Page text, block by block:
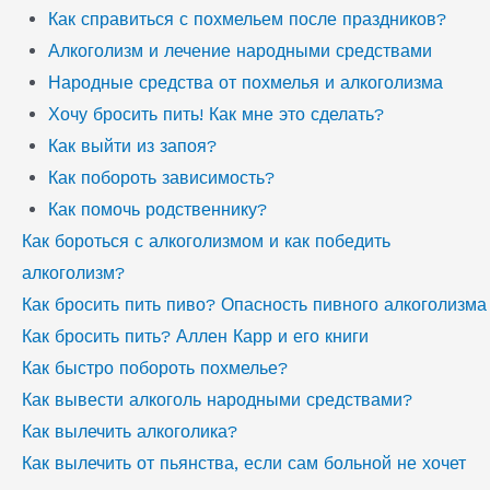
Как справиться с похмельем после праздников?
Алкоголизм и лечение народными средствами
Народные средства от похмелья и алкоголизма
Хочу бросить пить! Как мне это сделать?
Как выйти из запоя?
Как побороть зависимость?
Как помочь родственнику?
Как бороться с алкоголизмом и как победить
алкоголизм?
Как бросить пить пиво? Опасность пивного алкоголизма
Как бросить пить? Аллен Карр и его книги
Как быстро побороть похмелье?
Как вывести алкоголь народными средствами?
Как вылечить алкоголика?
Как вылечить от пьянства, если сам больной не хочет